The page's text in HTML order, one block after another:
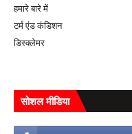
हमारे बारे में
टर्म एंड कंडिशन
डिस्क्लेमर
सोशल मीडिया